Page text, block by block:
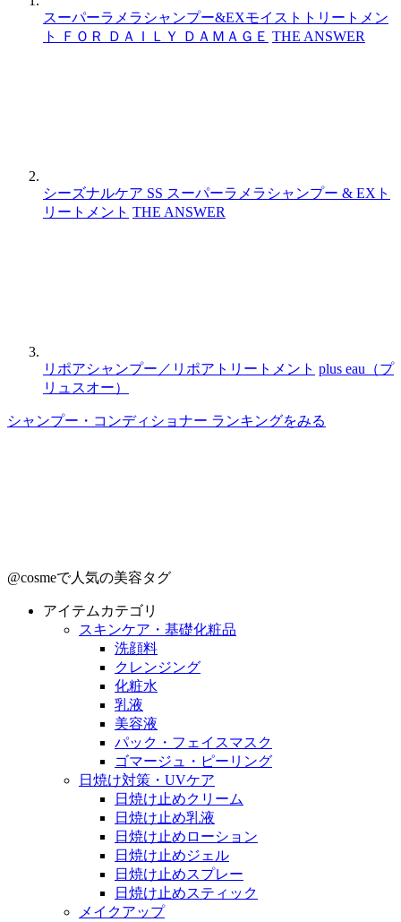
スーパーラメラシャンプー&EXモイストトリートメン
ト ＦＯＲ ＤＡＩＬＹ ＤＡＭＡＧＥ THE ANSWER
シーズナルケア SS スーパーラメラシャンプー & EXト
リートメント THE ANSWER
リポアシャンプー／リポアトリートメント plus eau（プ
リュスオー）
シャンプー・コンディショナー ランキングをみる
@cosmeで人気の美容タグ
アイテムカテゴリ
スキンケア・基礎化粧品
洗顔料
クレンジング
化粧水
乳液
美容液
パック・フェイスマスク
ゴマージュ・ピーリング
日焼け対策・UVケア
日焼け止めクリーム
日焼け止め乳液
日焼け止めローション
日焼け止めジェル
日焼け止めスプレー
日焼け止めスティック
メイクアップ